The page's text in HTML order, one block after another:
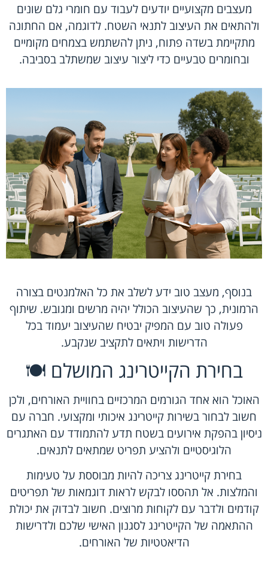
מעצבים מקצועיים יודעים לעבוד עם חומרי גלם שונים
ולהתאים את העיצוב לתנאי השטח. לדוגמה, אם החתונה
מתקיימת בשדה פתוח, ניתן להשתמש בצמחים מקומיים
ובחומרים טבעיים כדי ליצור עיצוב שמשתלב בסביבה.
בנוסף, מעצב טוב ידע לשלב את כל האלמנטים בצורה
הרמונית, כך שהעיצוב הכולל יהיה מרשים ומגובש. שיתוף
פעולה טוב עם המפיק יבטיח שהעיצוב יעמוד בכל
הדרישות ויתאים לתקציב שנקבע.
בחירת הקייטרינג המושלם 🍽️
האוכל הוא אחד הגורמים המרכזיים בחוויית האורחים, ולכן
חשוב לבחור בשירות קייטרינג איכותי ומקצועי. חברה עם
ניסיון בהפקת אירועים בשטח תדע להתמודד עם האתגרים
הלוגיסטיים ולהציע תפריט שמתאים לתנאים.
בחירת קייטרינג צריכה להיות מבוססת על טעימות
והמלצות. אל תהססו לבקש לראות דוגמאות של תפריטים
קודמים ולדבר עם לקוחות מרוצים. חשוב לבדוק את יכולת
ההתאמה של הקייטרינג לסגנון האישי שלכם ולדרישות
הדיאטטיות של האורחים.